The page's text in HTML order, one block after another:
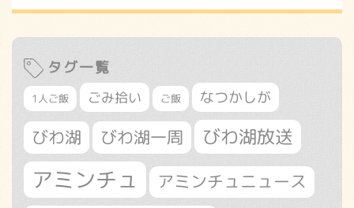
タグ一覧
1人ご飯 ごみ拾い ご飯 なつかしが
びわ湖 びわ湖一周 びわ湖放送
アミンチュ アミンチュニュース